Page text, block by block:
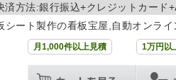
済方法:銀行振込+クレジットカード
ート製作の看板宝屋,自動オンライ
月1,000件以上見積 1万円以